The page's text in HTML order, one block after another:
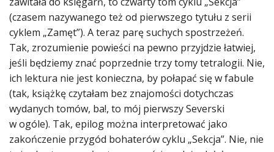
(czasem nazywanego też od pierwszego tytułu z serii
cyklem „Zamęt”). A teraz parę suchych spostrzeżeń.
Tak, zrozumienie powieści na pewno przyjdzie łatwiej,
jeśli będziemy znać poprzednie trzy tomy tetralogii. Nie,
ich lektura nie jest konieczna, by połapać się w fabule
(tak, książkę czytałam bez znajomości dotychczas
wydanych tomów, ba!, to mój pierwszy Severski
w ogóle). Tak, epilog można interpretować jako
zakończenie przygód bohaterów cyklu „Sekcja”. Nie, nie